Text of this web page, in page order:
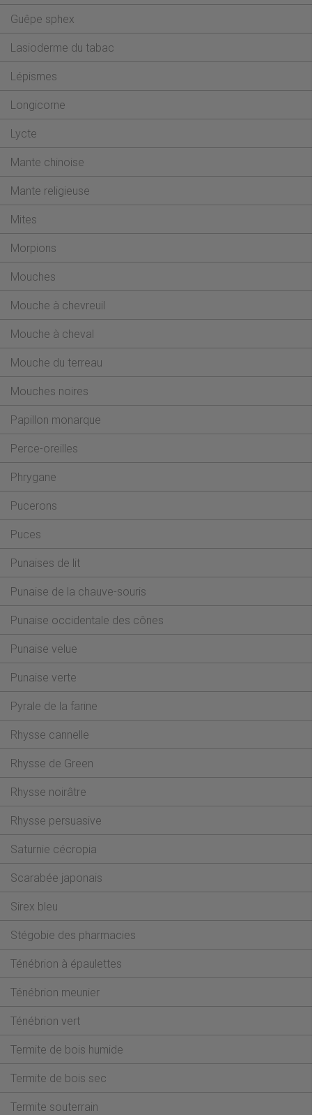
Guêpe sphex
Lasioderme du tabac
Lépismes
Longicorne
Lycte
Mante chinoise
Mante religieuse
Mites
Morpions
Mouches
Mouche à chevreuil
Mouche à cheval
Mouche du terreau
Mouches noires
Papillon monarque
Perce-oreilles
Phrygane
Pucerons
Puces
Punaises de lit
–
Punaise de la chauve-souris
Punaise occidentale des cônes
Punaise velue
Punaise verte
Pyrale de la farine
Rhysse cannelle
Rhysse de Green
Rhysse noirâtre
Rhysse persuasive
Saturnie cécropia
Scarabée japonais
Sirex bleu
Stégobie des pharmacies
Ténébrion à épaulettes
Ténébrion meunier
Ténébrion vert
Termite de bois humide
Termite de bois sec
Termite souterrain